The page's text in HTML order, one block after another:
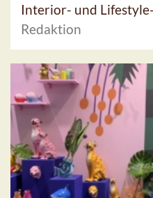
Interior- und Lifestyle-
Redaktion